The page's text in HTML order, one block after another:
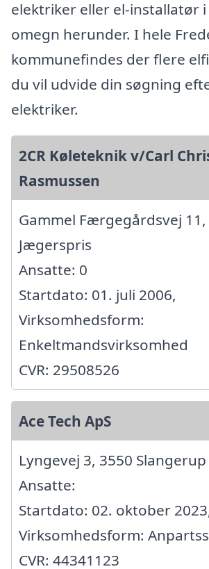
elektriker eller el-installatør i
omegn herunder. I hele
kommunefindes der flere
du vil udvide din søgning
elektriker.
2CR Køleteknik v/Carl
Rasmussen
Gammel Færgegårdsvej 11,
Jægerspris
Ansatte: 0
Startdato: 01. juli 2006,
Virksomhedsform:
Enkeltmandsvirksomhed
CVR: 29508526
Ace Tech ApS
Lyngevej 3, 3550 Slangerup
Ansatte:
Startdato: 02. oktober
Virksomhedsform:
CVR: 44341123